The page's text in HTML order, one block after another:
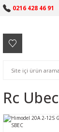
0216 428 46 91
Rc Ubec